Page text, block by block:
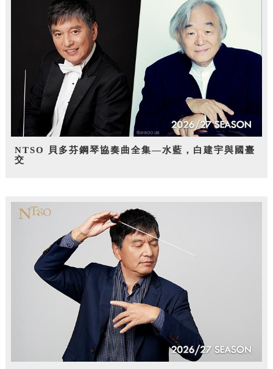
NTSO 貝多芬鋼琴協奏曲全集—水藍，白建宇與國臺
交